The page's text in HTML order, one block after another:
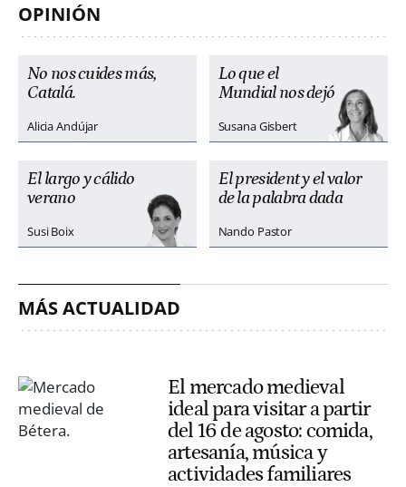
OPINIÓN
No nos cuides más,
Catalá.
Alicia Andújar
Lo que el
Mundial nos dejó
Susana Gisbert
El largo y cálido
verano
Susi Boix
El president y el valor
de la palabra dada
Nando Pastor
MÁS ACTUALIDAD
El mercado medieval
ideal para visitar a partir
del 16 de agosto: comida,
artesanía, música y
actividades familiares